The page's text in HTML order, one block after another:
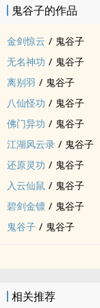
鬼谷子的作品
金剑惊云 / 鬼谷子
无名神功 / 鬼谷子
离别羽 / 鬼谷子
八仙怪功 / 鬼谷子
佛门异功 / 鬼谷子
江湖风云录 / 鬼谷子
还原灵功 / 鬼谷子
入云仙鼠 / 鬼谷子
碧剑金镖 / 鬼谷子
鬼谷子 / 鬼谷子
相关推荐